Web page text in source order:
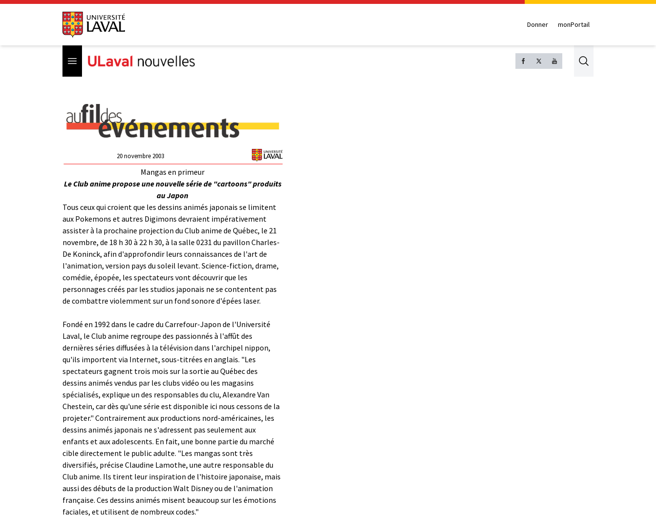
Donner monPortail
Open menu Search
20 novembre 2003
Mangas en primeur
Le Club anime propose une nouvelle série de "cartoons" produits
au Japon
Tous ceux qui croient que les dessins animés japonais se limitent
aux Pokemons et autres Digimons devraient impérativement
assister à la prochaine projection du Club anime de Québec, le 21
novembre, de 18 h 30 à 22 h 30, à la salle 0231 du pavillon Charles-
De Koninck, afin d'approfondir leurs connaissances de l'art de
l'animation, version pays du soleil levant. Science-fiction, drame,
comédie, épopée, les spectateurs vont découvrir que les
personnages créés par les studios japonais ne se contentent pas
de combattre violemment sur un fond sonore d'épées laser.
Fondé en 1992 dans le cadre du Carrefour-Japon de l'Université
Laval, le Club anime regroupe des passionnés à l'affût des
dernières séries diffusées à la télévision dans l'archipel nippon,
qu'ils importent via Internet, sous-titrées en anglais. "Les
spectateurs gagnent trois mois sur la sortie au Québec des
dessins animés vendus par les clubs vidéo ou les magasins
spécialisés, explique un des responsables du clu, Alexandre Van
Chestein, car dès qu'une série est disponible ici nous cessons de la
projeter." Contrairement aux productions nord-américaines, les
dessins animés japonais ne s'adressent pas seulement aux
enfants et aux adolescents. En fait, une bonne partie du marché
cible directement le public adulte. "Les mangas sont très
diversifiés, précise Claudine Lamothe, une autre responsable du
Club anime. Ils tirent leur inspiration de l'histoire japonaise, mais
aussi des débuts de la production Walt Disney ou de l'animation
française. Ces dessins animés misent beaucoup sur les émotions
faciales, et utilisent de nombreux codes."